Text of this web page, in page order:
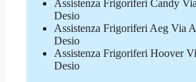
Assistenza Frigoriferi Candy
Desio
Assistenza Frigoriferi Aeg Via
Desio
Assistenza Frigoriferi Hoover
Desio